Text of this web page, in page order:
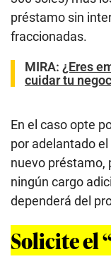
préstamo sin
fraccionadas.
MIRA: ¿Eres
cuidar tu
En el caso opte
por adelantado
nuevo préstamo,
ningún cargo
dependerá del
Solicite el